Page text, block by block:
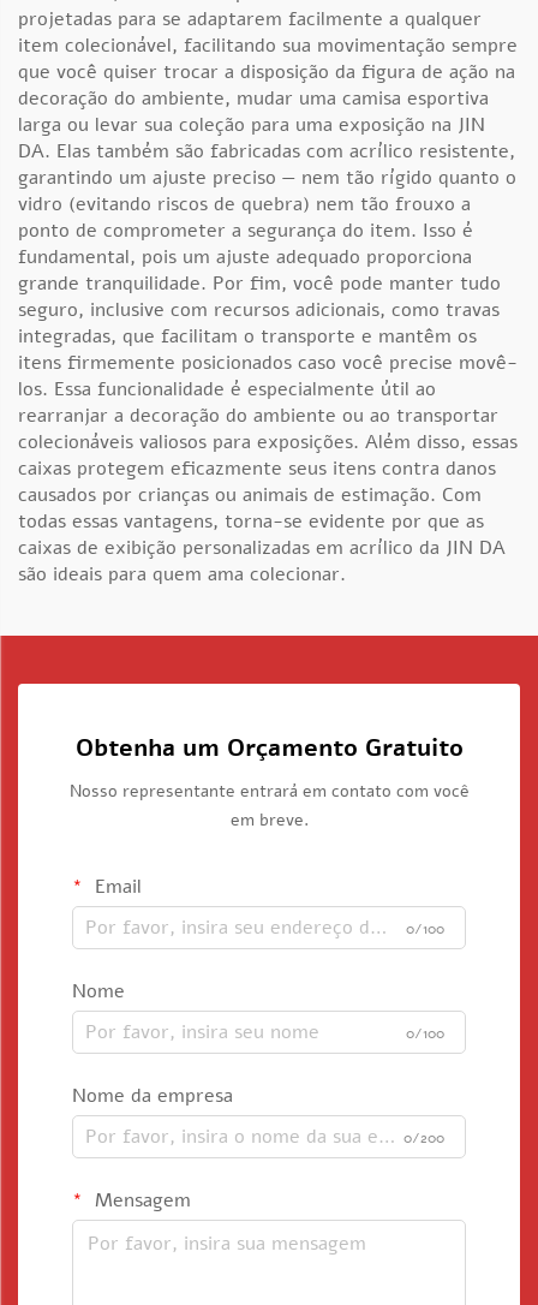
projetadas para se adaptarem facilmente a qualquer
item colecionável, facilitando sua movimentação sempre
que você quiser trocar a disposição da figura de ação na
decoração do ambiente, mudar uma camisa esportiva
larga ou levar sua coleção para uma exposição na JIN
DA. Elas também são fabricadas com acrílico resistente,
garantindo um ajuste preciso — nem tão rígido quanto o
vidro (evitando riscos de quebra) nem tão frouxo a
ponto de comprometer a segurança do item. Isso é
fundamental, pois um ajuste adequado proporciona
grande tranquilidade. Por fim, você pode manter tudo
seguro, inclusive com recursos adicionais, como travas
integradas, que facilitam o transporte e mantêm os
itens firmemente posicionados caso você precise movê-
los. Essa funcionalidade é especialmente útil ao
rearranjar a decoração do ambiente ou ao transportar
colecionáveis valiosos para exposições. Além disso, essas
caixas protegem eficazmente seus itens contra danos
causados por crianças ou animais de estimação. Com
todas essas vantagens, torna-se evidente por que as
caixas de exibição personalizadas em acrílico da JIN DA
são ideais para quem ama colecionar.
Obtenha um Orçamento Gratuito
Nosso representante entrará em contato com você
em breve.
Email
0/100
Nome
0/100
Nome da empresa
0/200
Mensagem